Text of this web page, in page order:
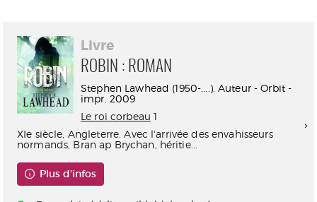
Livre
ROBIN : ROMAN
Stephen Lawhead (1950-....). Auteur - Orbit -
impr. 2009
Le roi corbeau 1
XIe siècle, Angleterre. Avec l'arrivée des envahisseurs
normands, Bran ap Brychan, héritie...
Plus d'infos